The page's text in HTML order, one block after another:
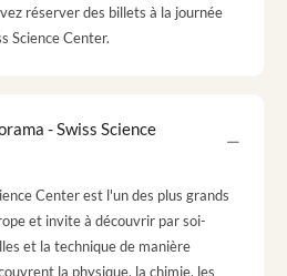
réserver des billets à la journée
Science Center.
- Swiss Science
Center est l'un des plus grands
et invite à découvrir par soi-
et la technique de manière
la physique, la chimie, les